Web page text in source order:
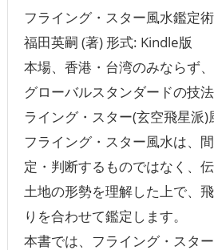
フライング・スター風水鑑定
福田英嗣 (著) 形式: Kindle版
本場、香港・台湾のみならず
グローバルスタンダードの技
ライング・スター(玄空飛星派)
フライング・スター風水は、
定・判断するものではなく、伝
土地の形勢を理解した上で、
りを合わせて鑑定します。
本書では、フライング・スタ